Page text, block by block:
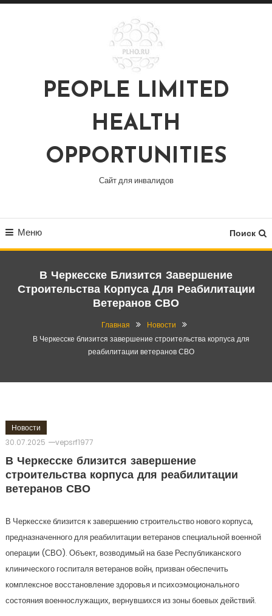
Перейти
PEOPLE LIMITED
HEALTH
OPPORTUNITIES
Сайт для инвалидов
Меню Поиск
В Черкесске Близится Завершение
Строительства Корпуса Для Реабилитации
Ветеранов СВО
Главная
Новости
В Черкесске близится завершение строительства корпуса для
реабилитации ветеранов СВО
Новости
30.07.2025
vepsrf1977
В Черкесске близится завершение
строительства корпуса для реабилитации
ветеранов СВО
В Черкесске близится к завершению строительство нового корпуса,
предназначенного для реабилитации ветеранов специальной военной
операции (СВО). Объект, возводимый на базе Республиканского
клинического госпиталя ветеранов войн, призван обеспечить
комплексное восстановление здоровья и психоэмоционального
состояния военнослужащих, вернувшихся из зоны боевых действий.